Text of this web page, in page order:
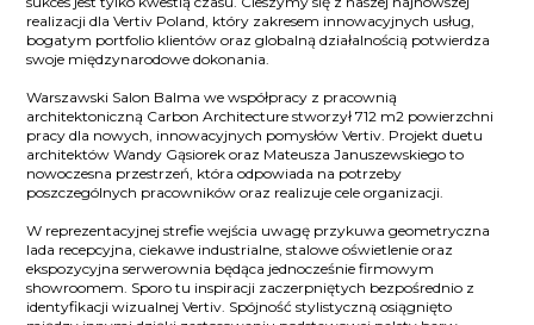
realizacji dla Vertiv Poland, który zakresem innowacyjnych usług,
bogatym portfolio klientów oraz globalną działalnością potwierdza
swoje międzynarodowe dokonania.
Warszawski Salon Balma we współpracy z pracownią
architektoniczną Carbon Architecture stworzył 712 m2 powierzchni
pracy dla nowych, innowacyjnych pomysłów Vertiv. Projekt duetu
architektów Wandy Gąsiorek oraz Mateusza Januszewskiego to
nowoczesna przestrzeń, która odpowiada na potrzeby
poszczególnych pracowników oraz realizuje cele organizacji.
W reprezentacyjnej strefie wejścia uwagę przykuwa geometryczna
lada recepcyjna, ciekawe industrialne, stalowe oświetlenie oraz
ekspozycyjna serwerownia będąca jednocześnie firmowym
showroomem. Sporo tu inspiracji zaczerpniętych bezpośrednio z
identyfikacji wizualnej Vertiv. Spójność stylistyczną osiągnięto